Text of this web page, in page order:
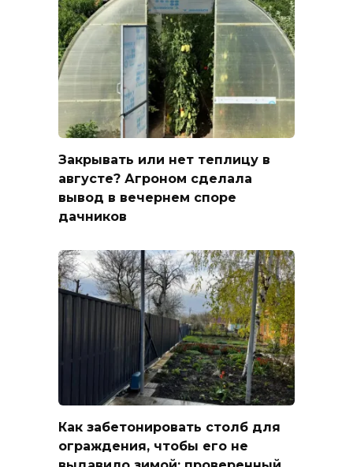
Закрывать или нет теплицу в
августе? Агроном сделала
вывод в вечернем споре
дачников
Как забетонировать столб для
ограждения, чтобы его не